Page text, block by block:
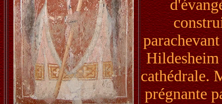
Hildesheim
cathédrale.
prégnante